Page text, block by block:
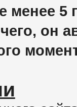
менее
он